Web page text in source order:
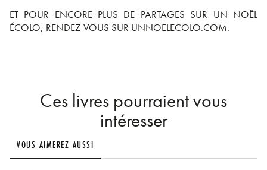
ET POUR ENCORE PLUS DE PARTAGES SUR UN NOËL
ÉCOLO, RENDEZ-VOUS SUR UNNOELECOLO.COM.
Ces livres pourraient vous
intéresser
VOUS AIMEREZ AUSSI